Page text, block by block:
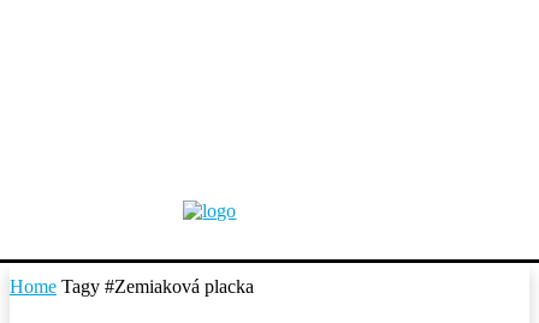
Home Tagy #Zemiaková placka